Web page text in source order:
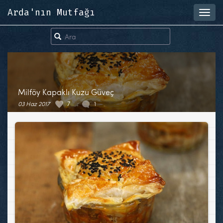
Arda'nın Mutfağı
Milföy Kapaklı Kuzu Güveç
03 Haz 2017 7 1